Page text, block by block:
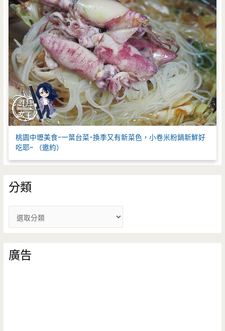
桃園中壢美食-一葉台菜-換季又有新菜色，小卷米粉鍋新鮮好
吃耶~ （邀約）
分類
類
廣告